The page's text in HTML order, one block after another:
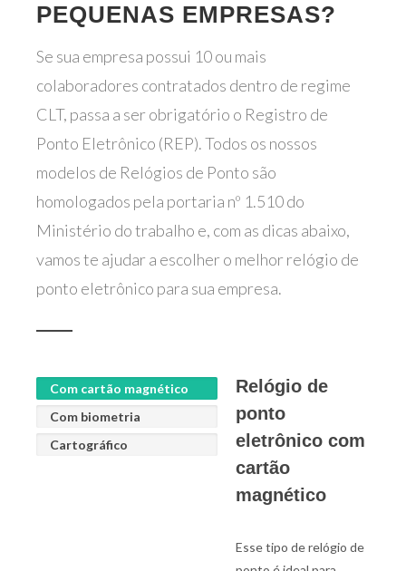
PEQUENAS EMPRESAS?
Se sua empresa possui 10 ou mais
colaboradores contratados dentro de regime
CLT, passa a ser obrigatório o Registro de
Ponto Eletrônico (REP). Todos os nossos
modelos de Relógios de Ponto são
homologados pela portaria nº 1.510 do
Ministério do trabalho e, com as dicas abaixo,
vamos te ajudar a escolher o melhor relógio de
ponto eletrônico para sua empresa.
Com cartão magnético
Com biometria
Cartográfico
Relógio de
ponto
eletrônico com
cartão
magnético
Esse tipo de relógio de